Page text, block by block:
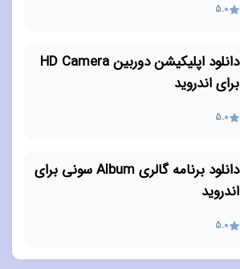
5.0
دانلود اپلیکیشن دوربین HD Camera
برای اندروید
5.0
دانلود برنامه گالری Album سونی برای
اندروید
5.0